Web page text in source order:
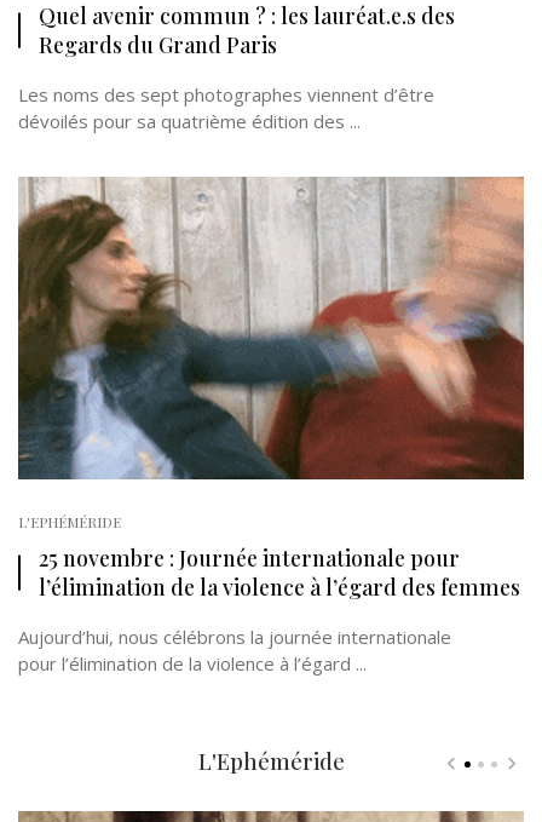
Quel avenir commun ? : les lauréat.e.s des
Regards du Grand Paris
Les noms des sept photographes viennent d’être
dévoilés pour sa quatrième édition des ...
L'EPHÉMÉRIDE
25 novembre : Journée internationale pour
l’élimination de la violence à l’égard des femmes
Aujourd’hui, nous célébrons la journée internationale
pour l’élimination de la violence à l’égard ...
L'Ephéméride